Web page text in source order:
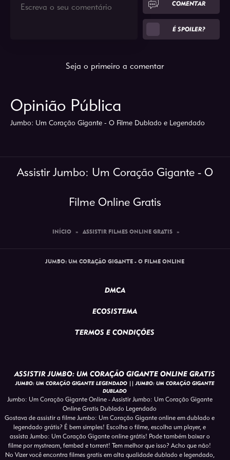
COMENTAR
É SPOILER?
Seja o primeiro a comentar
Opinião Pública
Jumbo: Um Coração Gigante - O Filme Dublado e Legendado
Assistir Jumbo: Um Coração Gigante - O
Filme Online Gratis
INÍCIO » ASSISTIR FILMES ONLINE GRATIS »
JUMBO: UM CORAÇÃO GIGANTE - O FILME ONLINE
DMCA
ECOSISTEMA
TERMOS E CONDIÇÕES
ASSISTIR JUMBO: UM CORAÇÃO GIGANTE ONLINE GRATIS
JUMBO: UM CORAÇÃO GIGANTE LEGENDADO || JUMBO: UM CORAÇÃO GIGANTE
DUBLADO
Jumbo: Um Coração Gigante Online - Assistir Jumbo: Um Coração Gigante
Online Gratis Dublado Legendado
Gostava de assistir a filme Jumbo: Um Coração Gigante online em dublado e
legendado grátis? É bem simples! Escolha o filme, escolha um player, e
assista Jumbo: Um Coração Gigante online grátis! Pode também baixar o
filme por mystream, fembed e torrent! Tem melhor que isso? Acho que não!
No Vizer você encontra filmes gratis em alta qualidade dublado e legendado,